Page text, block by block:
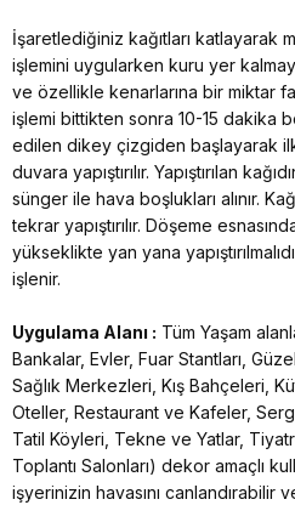
İşaretlediğiniz kağıtları katlayarak
işlemini uygularken kuru yer
ve özellikle kenarlarına bir miktar
işlemi bittikten sonra 10-15 dakika
edilen dikey çizgiden başlayarak
duvara yapıştırılır. Yapıştırılan
sünger ile hava boşlukları alınır.
tekrar yapıştırılır. Döşeme
yükseklikte yan yana
işlenir.
Uygulama Alanı : Tüm Yaşam
Bankalar, Evler, Fuar Stantları,
Sağlık Merkezleri, Kış Bahçeleri,
Oteller, Restaurant ve Kafeler,
Tatil Köyleri, Tekne ve Yatlar,
Toplantı Salonları) dekor amaçlı
işyerinizin havasını canlandırabilir